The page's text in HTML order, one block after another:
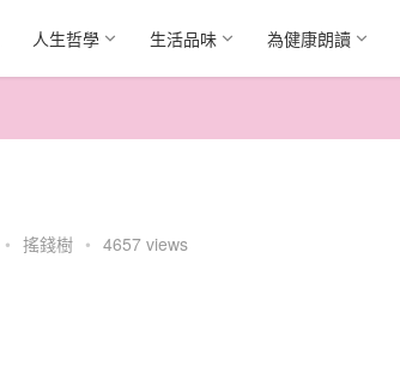
人生哲學 生活品味 為健康朗讀
• 搖錢樹 • 4657 views